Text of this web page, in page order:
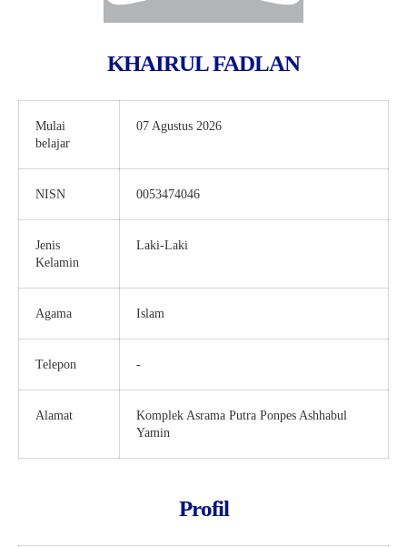
KHAIRUL FADLAN
Mulai
belajar
07 Agustus 2026
NISN 0053474046
Jenis
Kelamin
Laki-Laki
Agama Islam
Telepon -
Alamat
Komplek Asrama Putra Ponpes Ashhabul
Yamin
Profil